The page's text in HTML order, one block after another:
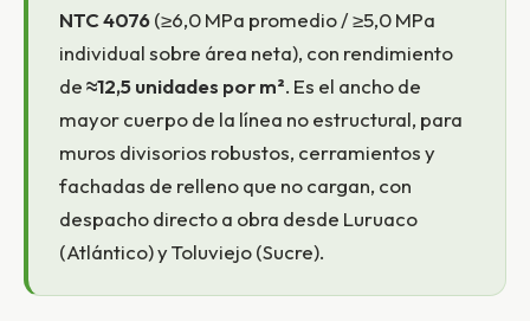
NTC 4076(≥6,0 MPa promedio / ≥5,0 MPa
individual sobre área neta), con rendimiento
de≈12,5 unidades por m². Es el ancho de
mayor cuerpo de la línea no estructural, para
muros divisorios robustos, cerramientos y
fachadas de relleno que no cargan, con
despacho directo a obra desde Luruaco
(Atlántico) y Toluviejo (Sucre).